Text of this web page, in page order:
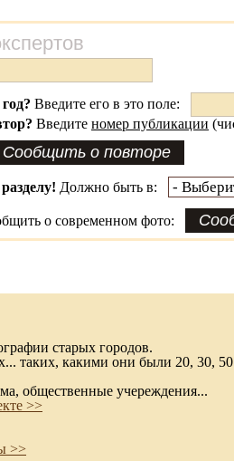
Введите его в это поле:
Введите номер публикации
Должно быть в:
о современном фото:
старых городов.
таких, какими они были 20, 30, 50
общественные учереждения...
>>
>>